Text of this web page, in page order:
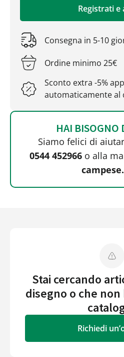
Registrati e
Consegna in 5-10
Ordine minimo 25€
Sconto extra -5%
automaticamente al
HAI BISOGNO
Siamo felici di
0544 452966 o alla
Stai cercando
disegno o che
Richiedi